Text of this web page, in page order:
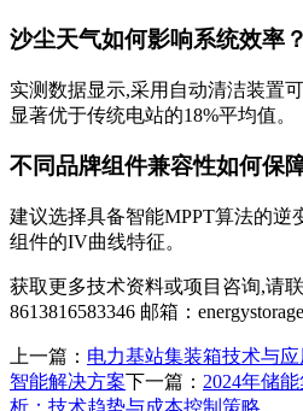
沙尘天气如何影响系统效率？
实测数据显示,采用自动清洁装置
显著优于传统电站的18%平均值。
不同品牌组件兼容性如何保
建议选择具备智能MPPT算法的逆
组件的IV曲线特征。
获取更多技术资料或项目咨询,请联
8613816583346 邮箱：
上一篇： 电力基站集装箱技术与
智能解决方案下一篇： 2024年储
析：技术趋势与成本控制策略